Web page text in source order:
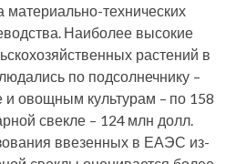
материально-технических
Наиболее высокие
растений в
по подсолнечнику –
и овощным культурам – по 158
свекле – 124 млн долл.
ввезенных в ЕАЭС из-